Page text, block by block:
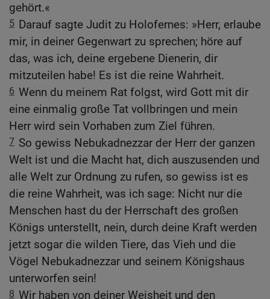
gehört.«
5 Darauf sagte Judit zu Holofernes: »Herr, erlaube
mir, in deiner Gegenwart zu sprechen; höre auf
das, was ich, deine ergebene Dienerin, dir
mitzuteilen habe! Es ist die reine Wahrheit.
6 Wenn du meinem Rat folgst, wird Gott mit dir
eine einmalig große Tat vollbringen und mein
Herr wird sein Vorhaben zum Ziel führen.
7 So gewiss Nebukadnezzar der Herr der ganzen
Welt ist und die Macht hat, dich auszusenden und
alle Welt zur Ordnung zu rufen, so gewiss ist es
die reine Wahrheit, was ich sage: Nicht nur die
Menschen hast du der Herrschaft des großen
Königs unterstellt, nein, durch deine Kraft werden
jetzt sogar die wilden Tiere, das Vieh und die
Vögel Nebukadnezzar und seinem Königshaus
unterworfen sein!
8 Wir haben von deiner Weisheit und den